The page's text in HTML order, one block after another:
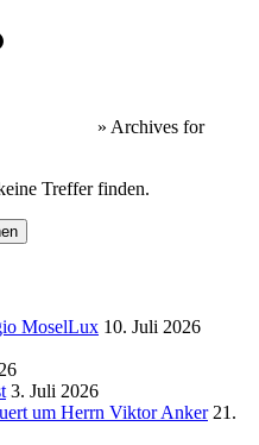
» Archives for
Treffer finden.
MoselLux 10. Juli 2026
3. Juli 2026
um Herrn Viktor Anker 21.